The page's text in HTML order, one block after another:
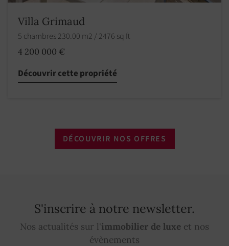
Villa Grimaud
5 chambres 230.00 m2 / 2476 sq ft
4 200 000 €
Découvrir cette propriété
DÉCOUVRIR NOS OFFRES
S'inscrire à notre newsletter.
Nos actualités sur l'immobilier de luxe et nos
évènements